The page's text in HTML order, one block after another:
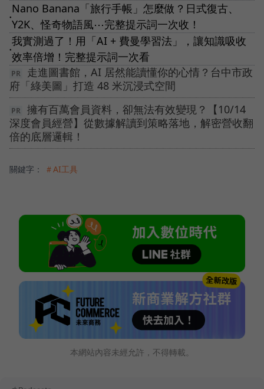
●
Nano Banana「旅行手帳」怎麼做？日式復古、
Y2K、怪奇物語風⋯完整提示詞一次收！
●
我實測過了！用「AI + 費曼學習法」，讓知識吸收
效率倍增！完整提示詞一次看
走進圖書館，AI 居然能讀懂你的心情？台中市政
府「綠美圖」打造 48 米沉浸式空間
擁有百萬會員資料，卻無法有效變現？【10/14
深度會員經營】從數據解讀到策略落地，解密營收翻
倍的底層邏輯！
關鍵字： ＃AI工具
本網站內容未經允許，不得轉載。